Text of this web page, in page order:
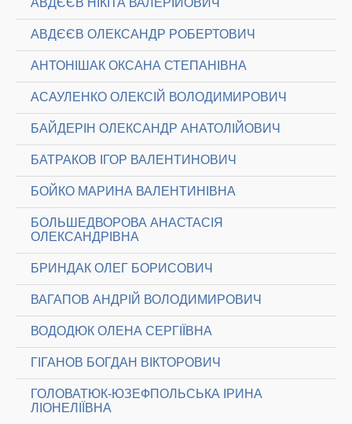
АВДЄЄВ НІКІТА ВАЛЕРІЙОВИЧ
АВДЄЄВ ОЛЕКСАНДР РОБЕРТОВИЧ
АНТОНІШАК ОКСАНА СТЕПАНІВНА
АСАУЛЕНКО ОЛЕКСІЙ ВОЛОДИМИРОВИЧ
БАЙДЕРІН ОЛЕКСАНДР АНАТОЛІЙОВИЧ
БАТРАКОВ ІГОР ВАЛЕНТИНОВИЧ
БОЙКО МАРИНА ВАЛЕНТИНІВНА
БОЛЬШЕДВОРОВА АНАСТАСІЯ
ОЛЕКСАНДРІВНА
БРИНДАК ОЛЕГ БОРИСОВИЧ
ВАГАПОВ АНДРІЙ ВОЛОДИМИРОВИЧ
ВОДОДЮК ОЛЕНА СЕРГІЇВНА
ГІГАНОВ БОГДАН ВІКТОРОВИЧ
ГОЛОВАТЮК-ЮЗЕФПОЛЬСЬКА ІРИНА
ЛІОНЕЛІЇВНА